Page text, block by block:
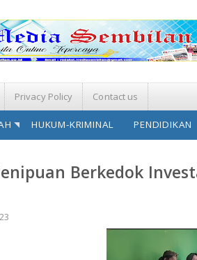
Privacy Policy Contact us
HUKUM-KRIMINAL PENDIDIKAN
Berkedok